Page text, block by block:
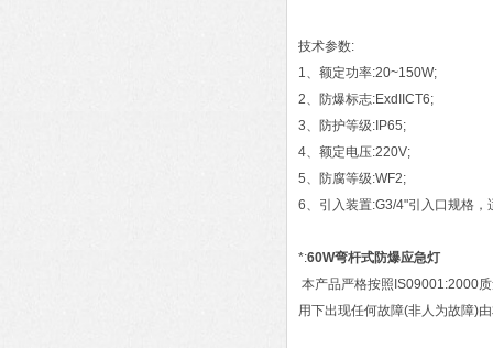
技术参数:
1、额定功率:20~150W;
2、防爆标志:ExdIICT6;
3、防护等级:IP65;
4、额定电压:220V;
5、防腐等级:WF2;
6、引入装置:G3/4"引入口规格
*:60W弯杆式防爆应急灯
本产品严格按照IS09001:2000
用下出现任何故障(非人为故障)